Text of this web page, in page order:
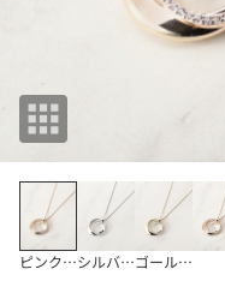
ピンクシルバー(00
シルバー(006)ゴールド(007)